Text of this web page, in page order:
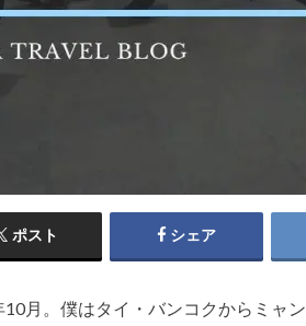
ポスト シェア
10月。僕はタイ・バンコクからミャ